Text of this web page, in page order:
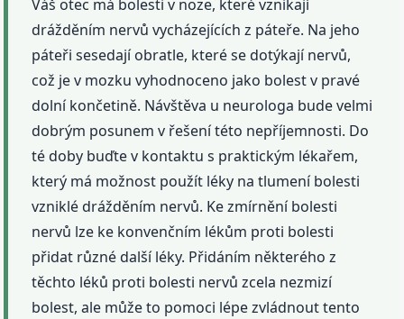
Váš otec má bolesti v noze, které vznikají
drážděním nervů vycházejících z páteře. Na jeho
páteři sesedají obratle, které se dotýkají nervů,
což je v mozku vyhodnoceno jako bolest v pravé
dolní končetině. Návštěva u neurologa bude velmi
dobrým posunem v řešení této nepříjemnosti. Do
té doby buďte v kontaktu s praktickým lékařem,
který má možnost použít léky na tlumení bolesti
vzniklé drážděním nervů. Ke zmírnění bolesti
nervů lze ke konvenčním lékům proti bolesti
přidat různé další léky. Přidáním některého z
těchto léků proti bolesti nervů zcela nezmizí
bolest, ale může to pomoci lépe zvládnout tento